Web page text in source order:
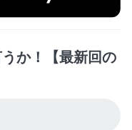
か！【最新回の